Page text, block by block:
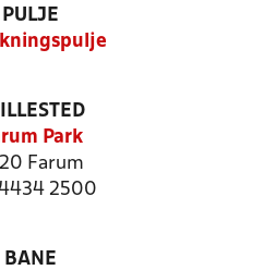
PULJE
Park
Farum
4434 2500
BANE